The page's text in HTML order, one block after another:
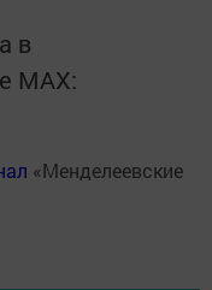
в
MАХ:
«Менделеевские